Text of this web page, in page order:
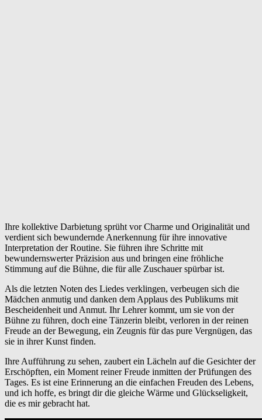
Ihre kollektive Darbietung sprüht vor Charme und Originalität und
verdient sich bewundernde Anerkennung für ihre innovative
Interpretation der Routine. Sie führen ihre Schritte mit
bewundernswerter Präzision aus und bringen eine fröhliche
Stimmung auf die Bühne, die für alle Zuschauer spürbar ist.
Als die letzten Noten des Liedes verklingen, verbeugen sich die
Mädchen anmutig und danken dem Applaus des Publikums mit
Bescheidenheit und Anmut. Ihr Lehrer kommt, um sie von der
Bühne zu führen, doch eine Tänzerin bleibt, verloren in der reinen
Freude an der Bewegung, ein Zeugnis für das pure Vergnügen, das
sie in ihrer Kunst finden.
Ihre Aufführung zu sehen, zaubert ein Lächeln auf die Gesichter der
Erschöpften, ein Moment reiner Freude inmitten der Prüfungen des
Tages. Es ist eine Erinnerung an die einfachen Freuden des Lebens,
und ich hoffe, es bringt dir die gleiche Wärme und Glückseligkeit,
die es mir gebracht hat.